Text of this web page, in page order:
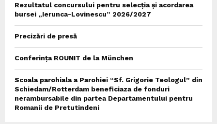
Rezultatul concursului pentru selecția și acordarea
bursei „Ierunca-Lovinescu” 2026/2027
Precizări de presă
Conferința ROUNIT de la München
Scoala parohiala a Parohiei “Sf. Grigorie Teologul” din
Schiedam/Rotterdam beneficiaza de fonduri
nerambursabile din partea Departamentului pentru
Romanii de Pretutindeni